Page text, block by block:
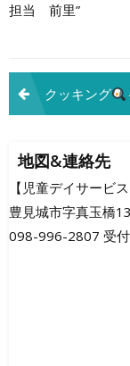
担当 前里”
投
稿
ナ
ビ
ゲ
クッキング
地図&連絡先
【児童デイサービ
豊見城市字真玉橋
098-996-2807 受